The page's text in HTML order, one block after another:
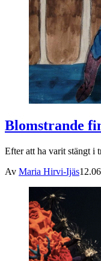
Blomstrande
Efter att ha varit stängt i
Av Maria Hirvi-Ijäs